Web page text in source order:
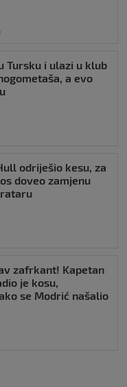
Tursku i ulazi u klub
a evo
odriješio kesu, za
doveo zamjenu
zafrkant! Kapetan
je kosu,
se Modrić našalio